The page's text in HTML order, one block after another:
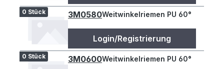
0 Stück 3M0580Weitwinkelriemen PU 60°
Login/Registrierung
0 Stück 3M0600Weitwinkelriemen PU 60°